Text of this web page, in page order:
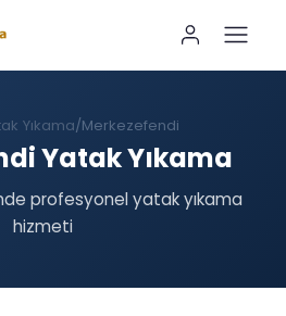
Yıkama Merkezefendi
Yatak Yıkama
profesyonel yatak yıkama
hizmeti